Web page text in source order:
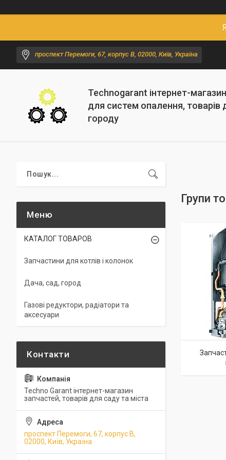
проспект Перемоги, 67, корпус В, 02000, Київ, Україна
Technogarant інтернет-
для систем опалення, товарів
городу
Групи
КАТАЛОГ ТОВАРОВ
Запчастини для котлів і колонок
Дача, сад, город
Газові редуктори, радіатори та
аксесуари
Techno Garant інтернет-магазин
запчастей, товарів для саду та міста
проспект Перемоги, 67, корпус В,
02000, Київ, Україна